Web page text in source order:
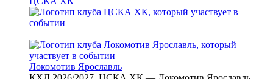
—
Локомотив Ярославль